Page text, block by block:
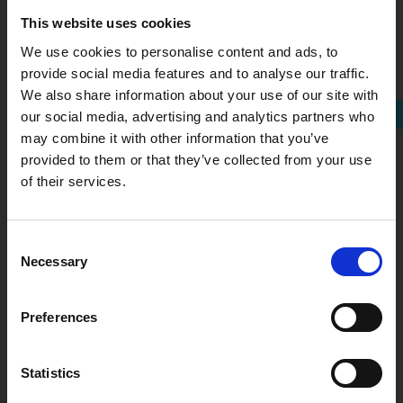
This website uses cookies
We use cookies to personalise content and ads, to
provide social media features and to analyse our traffic.
We also share information about your use of our site with
our social media, advertising and analytics partners who
may combine it with other information that you’ve
provided to them or that they’ve collected from your use
of their services.
Selection
Necessary
Preferences
Statistics
Ga naar website
Meer van dit bedrijf
Is jouw bedrijf al Buy Social
proof?
Helemaal niet!
praktisch advies met laagdrempelige manieren om
via inkoop positief bij te dragen. Zo kunnen jij en je